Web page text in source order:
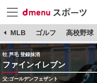
MLB ゴルフ 高校野球
牡 芦毛 登録抹消
ファインイレブン
父:ゴールデンフェザント